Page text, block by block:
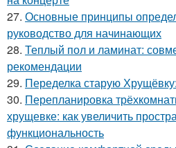
27. Основные принципы
руководство для начинающих
28. Теплый пол и ламинат:
рекомендации
29. Переделка старую
30. Перепланировка
хрущевке: как увеличить
функциональность